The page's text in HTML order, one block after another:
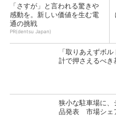
「さすが」と言われる驚きや
感動を。新しい価値を生む電
通の挑戦
PR(dentsu Japan)
「取りあえずボ
計で押さえるべき
狭小な駐車場に、
品発表 市場シェ